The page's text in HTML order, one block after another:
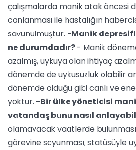
çalışmalarda manik atak öncesi
canlanması ile hastalığın
savunulmuştur. -Manik
ne durumdadır?- Manik
azalmış, uykuya olan ihtiyaç
dönemde de uykusuzluk olabilir
dönemde olduğu gibi canlı ve
yoktur. -Bir ülke yöneticisi
vatandaş bunu nasıl
olamayacak vaatlerde
görevine soyunması, statüsüyle